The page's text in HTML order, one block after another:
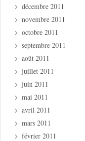
décembre 2011
novembre 2011
octobre 2011
septembre 2011
août 2011
juillet 2011
juin 2011
mai 2011
avril 2011
mars 2011
février 2011